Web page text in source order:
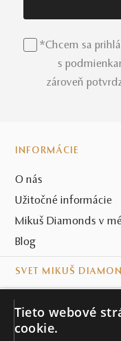
*Chcem sa
s
zároveň
INFORMÁCIE
O nás
Užitočné informácie
Mikuš Diamonds v
Blog
SVET MIKUŠ
KONTAKT
Tieto webové
cookie.